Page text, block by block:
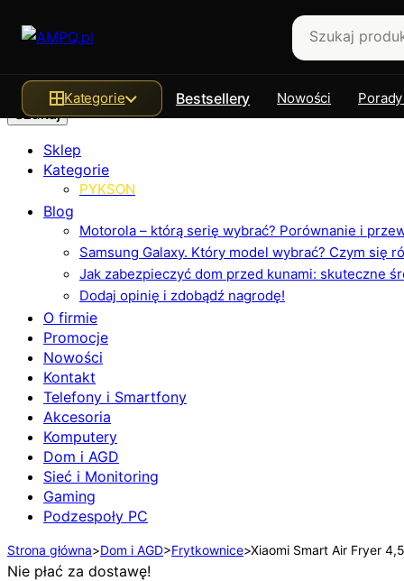
Szukaj
Sklep
Kategorie
PYKSON
Blog
Motorola – którą serię wybrać? Porównanie i
Samsung Galaxy. Który model wybrać? Czym się
Jak zabezpieczyć dom przed kunami: skuteczne
Dodaj opinię i zdobądź nagrodę!
O firmie
Promocje
Nowości
Kontakt
Telefony i Smartfony
Akcesoria
Komputery
Dom i AGD
Sieć i Monitoring
Gaming
Podzespoły PC
Kategorie Bestsellery Nowości
Strona główna>Dom i AGD>Frytkownice>Xiaomi Smart Air Fryer
Nie płać za dostawę!